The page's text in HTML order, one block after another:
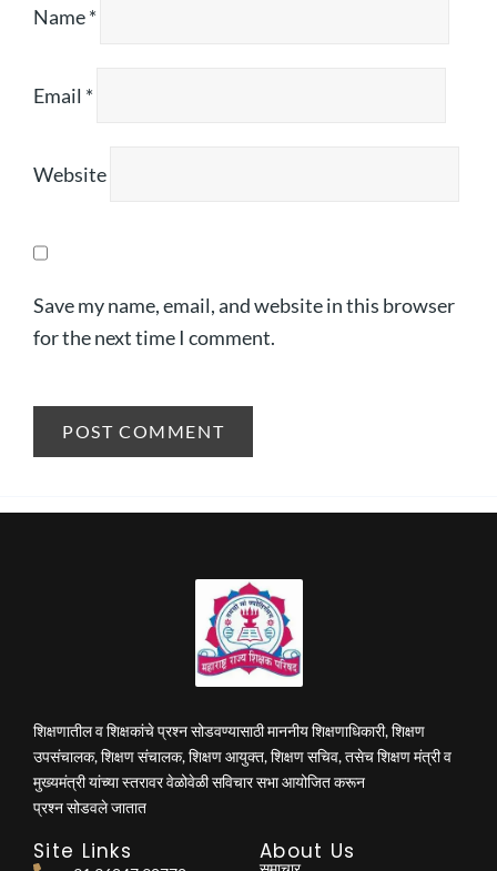
Name*
Email *
Website
Save my name, email, and website in this browser
for the next time I comment.
शिक्षणातील व शिक्षकांचे प्रश्न सोडवण्यासाठी माननीय शिक्षणाधिकारी, शिक्षण
उपसंचालक, शिक्षण संचालक, शिक्षण आयुक्त, शिक्षण सचिव, तसेच शिक्षण मंत्री व
मुख्यमंत्री यांच्या स्तरावर वेळोवेळी सविचार सभा आयोजित करून
प्रश्न सोडवले जातात
Site Links About Us